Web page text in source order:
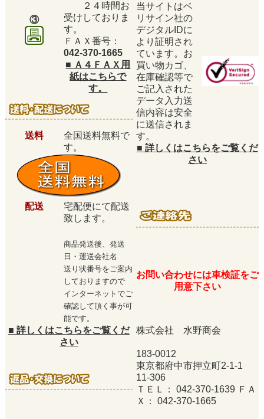
③
２４時間お
受けしておりま
す。
ＦＡＸ番号：
042-370-1665
当サイトはベ
リサイン社の
デジタルIDに
より証明され
ています。お
買い物カゴ、
在庫確認等で
ご記入された
データ入力送
信内容は安全
に送信されま
す。
■ 詳しくはこちらをご覧くだ
さい
■ Ａ４ＦＡＸ用
紙はこちらで
す。
送料
全国送料無料で
す。
配送
宅配便にて配送
致します。
商品発送後、発送
日・運送会社名
送り状番号をご案内
しておりますので
インターネットでご
確認して頂く事が可
能です。
お問い合わせには車検証をご
用意下さい
■ 詳しくはこちらをご覧くだ
さい
株式会社 水野商会
183-0012
東京都府中市押立町2-1-1
11-306
ＴＥＬ： 042-370-1639 ＦＡ
Ｘ： 042-370-1665